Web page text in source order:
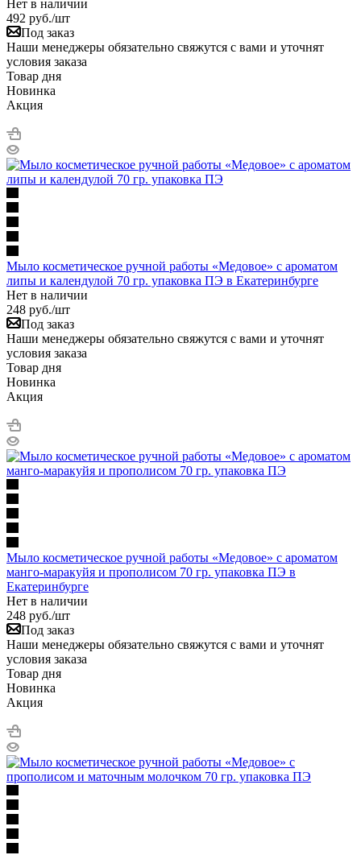
Нет в наличии
492 руб./шт
Под заказ
Наши менеджеры обязательно свяжутся с вами и уточнят
условия заказа
Товар дня
Новинка
Акция
Мыло косметическое ручной работы «Медовое» с ароматом
липы и календулой 70 гр. упаковка ПЭ в Екатеринбурге
Нет в наличии
248 руб./шт
Под заказ
Наши менеджеры обязательно свяжутся с вами и уточнят
условия заказа
Товар дня
Новинка
Акция
Мыло косметическое ручной работы «Медовое» с ароматом
манго-маракуйя и прополисом 70 гр. упаковка ПЭ в
Екатеринбурге
Нет в наличии
248 руб./шт
Под заказ
Наши менеджеры обязательно свяжутся с вами и уточнят
условия заказа
Товар дня
Новинка
Акция